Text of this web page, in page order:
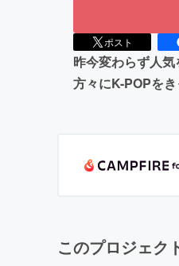
ポスト
昨今変わらず人
方々にK-POPを
このプロジェク